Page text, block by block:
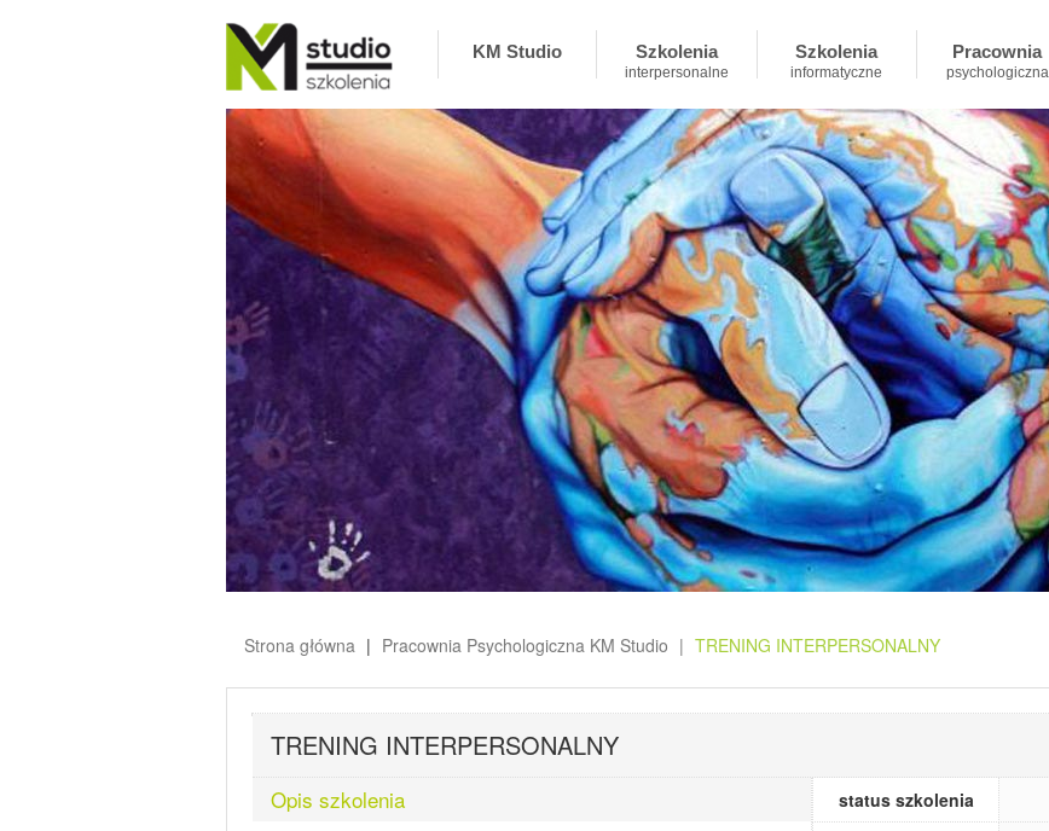
KM Studio – szkolenia, coaching zaprasza na
szkolenia interpersonalne, biznesowe,
informatyczne oraz coaching. Zapewniamy
najlepszych Trenerów i Ekspertów. Nie
odwołujemy szkoleń
KM Studio Szkolenia
interpersonalne
Szkolenia
informatyczne
Pracownia
psychologiczna
Strona główna Pracownia Psychologiczna KM Studio TRENING INTERPERSONALNY
TRENING INTERPERSONALNY
Opis szkolenia status szkolenia